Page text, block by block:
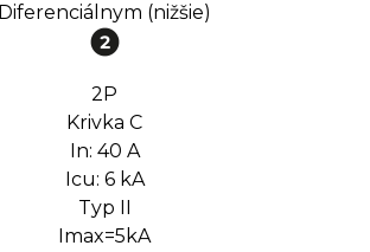
Diferenciálnym (nižšie)
2P
Krivka C
In: 40 A
Icu: 6 kA
Typ II
Imax=5kA